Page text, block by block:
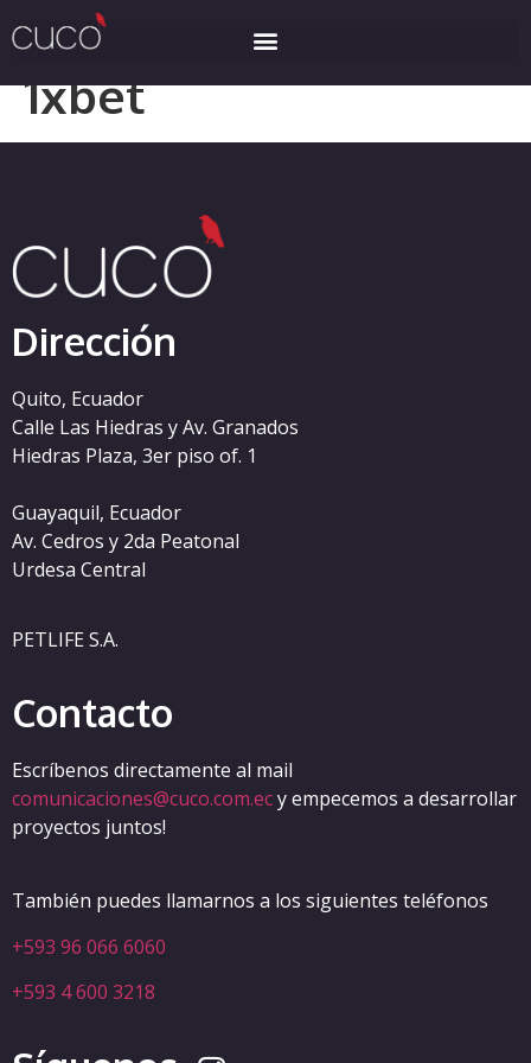
Categoría:korea-
1xbet
Dirección
Quito, Ecuador
Calle Las Hiedras y Av. Granados
Hiedras Plaza, 3er piso of. 1
Guayaquil, Ecuador
Av. Cedros y 2da Peatonal
Urdesa Central
PETLIFE S.A.
Contacto
Escríbenos directamente al mail
comunicaciones@cuco.com.ecy empecemos a desarrollar
proyectos juntos!
También puedes llamarnos a los siguientes teléfonos
+593 96 066 6060
+593 4 600 3218